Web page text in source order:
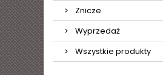
Znicze
Wyprzedaż
Wszystkie produkty